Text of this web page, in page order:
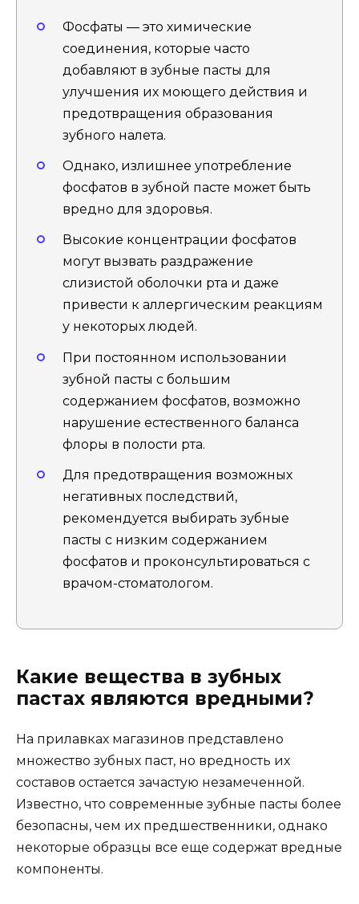
Фосфаты — это химические
соединения, которые часто
добавляют в зубные пасты для
улучшения их моющего действия и
предотвращения образования
зубного налета.
Однако, излишнее употребление
фосфатов в зубной пасте может быть
вредно для здоровья.
Высокие концентрации фосфатов
могут вызвать раздражение
слизистой оболочки рта и даже
привести к аллергическим реакциям
у некоторых людей.
При постоянном использовании
зубной пасты с большим
содержанием фосфатов, возможно
нарушение естественного баланса
флоры в полости рта.
Для предотвращения возможных
негативных последствий,
рекомендуется выбирать зубные
пасты с низким содержанием
фосфатов и проконсультироваться с
врачом-стоматологом.
Какие вещества в зубных
пастах являются вредными?
На прилавках магазинов представлено
множество зубных паст, но вредность их
составов остается зачастую незамеченной.
Известно, что современные зубные пасты более
безопасны, чем их предшественники, однако
некоторые образцы все еще содержат вредные
компоненты.